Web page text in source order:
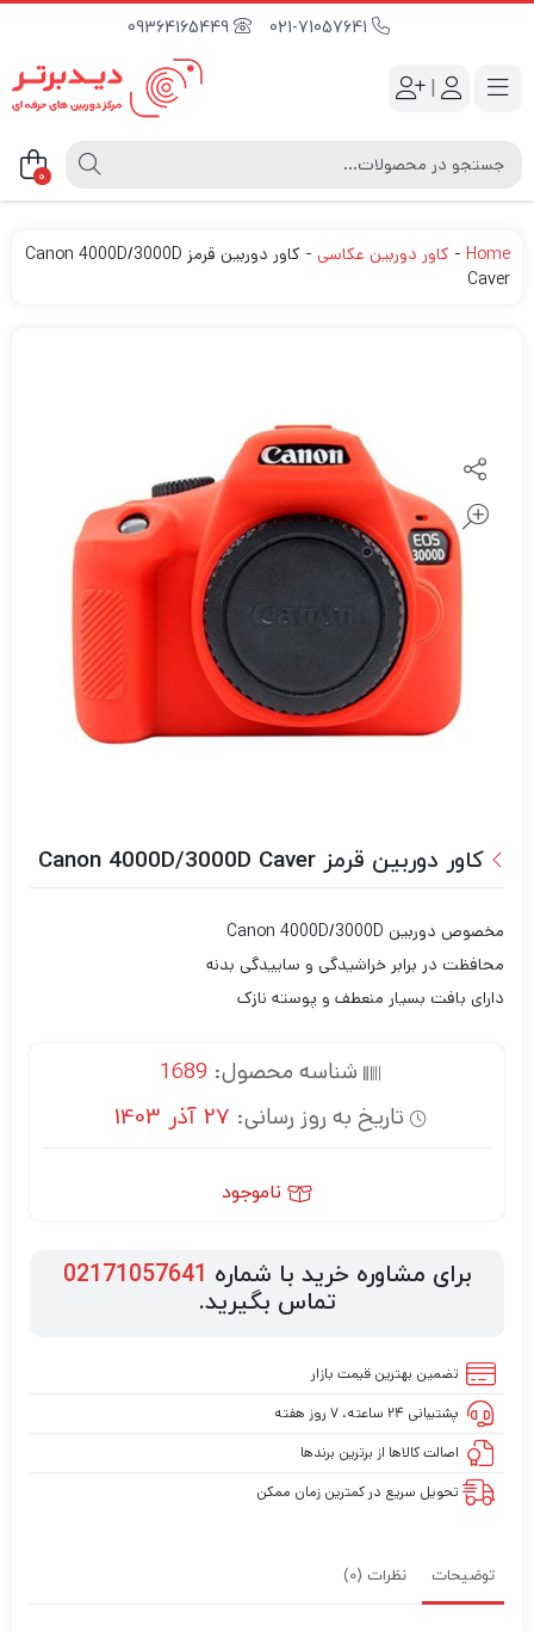
09364165449
|
0
Home
- کاور دوربین عکاسی -
کاور دوربین قرمز Canon 4000D/3000D
Caver
کاور دوربین قرمز Canon 4000D/3000D Caver
مخصوص دوربین‌ Canon 4000D/3000D
محافظت در برابر خراشیدگی و ساییدگی بدنه
دارای بافت بسیار منعطف و پوسته نازک
شناسه محصول: 1689
تاریخ به روز رسانی: 27 آذر 1403
ناموجود
برای مشاوره خرید با شماره 02171057641
تماس بگیرید.
تضمین بهترین قیمت بازار
پشتیبانی ۲۴ ساعته، ۷ روز هفته
اصالت کالاها از برترین برندها
تحویل سریع در کمترین زمان ممکن
توضیحات نظرات (0)